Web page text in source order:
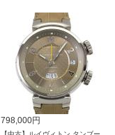
798,000円